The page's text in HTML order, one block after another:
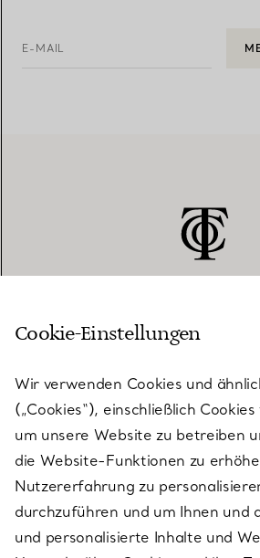
E-MAIL
KUNDENSERVICE
SERVICES
ÜBER TIFFANY & CO.
Cookie-Einstellungen
Wir verwenden Cookies und
(„Cookies“), einschließlich
um unsere Website zu betreiben
die Website-Funktionen zu
Nutzererfahrung zu
durchzuführen und um Ihnen und
und personalisierte Inhalte und